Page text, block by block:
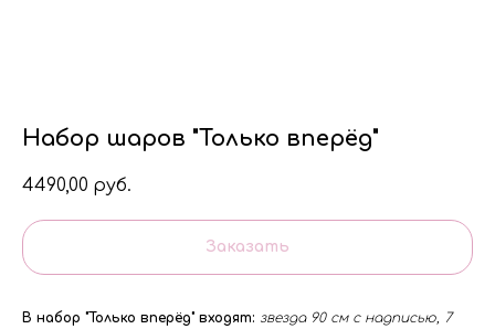
Набор шаров "Только вперёд"
4490,00 руб.
Заказать
В набор "Только вперёд" входят: звезда 90 см с надписью, 7